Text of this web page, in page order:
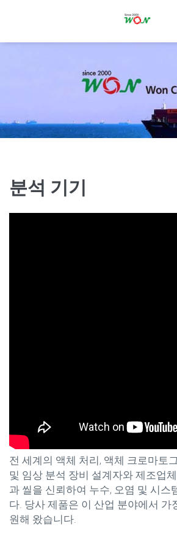
분석 기기
전 세계의 액체 처리, 액체 크로마토
및 임상 분석 장비 설계자와 제조업
과 씰을 신뢰하여 누수, 오염 및 시스
다. 당사 제품은 이 산업 분야에서 가
원해 왔습니다.